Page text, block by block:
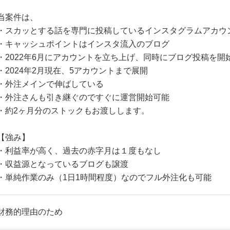
案件は、
スカッとする話を専門に投稿しているインスタグラムアカウ
キャッシュポイントはインスタ流入のブログ
2022年6月にアカウントを立ち上げ、同時にブログ投稿を開
2024年2月現在、5アカウントまで展開
外注メインで伸ばしている
外注さんも引き継ぐのですぐに運営開始可能
約2ヶ月分のストックもお渡しします。
強み】
利益率が高く、過去の赤字月は１度もなし
収益源となっているブログも譲渡
単純作業のみ（1日1時間程度）なのでフル外注化も可能
務的理由のため